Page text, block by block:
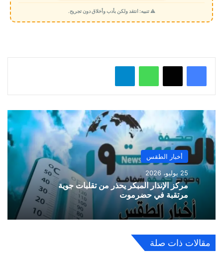
م
ي
⚠️ تنبيه: انتقد ولكن بأدب وأخلاق دون تجريح.
واتساب
أخبار الطقس
25 يوليو، 2026
مركز الإنذار المبكر يحذر من تقلبات جوية
مرتقبة في حضرموت
مقالات ذات صلة